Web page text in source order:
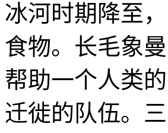
冰河时期降至
食物。长毛象
帮助一个人类
迁徙的队伍。